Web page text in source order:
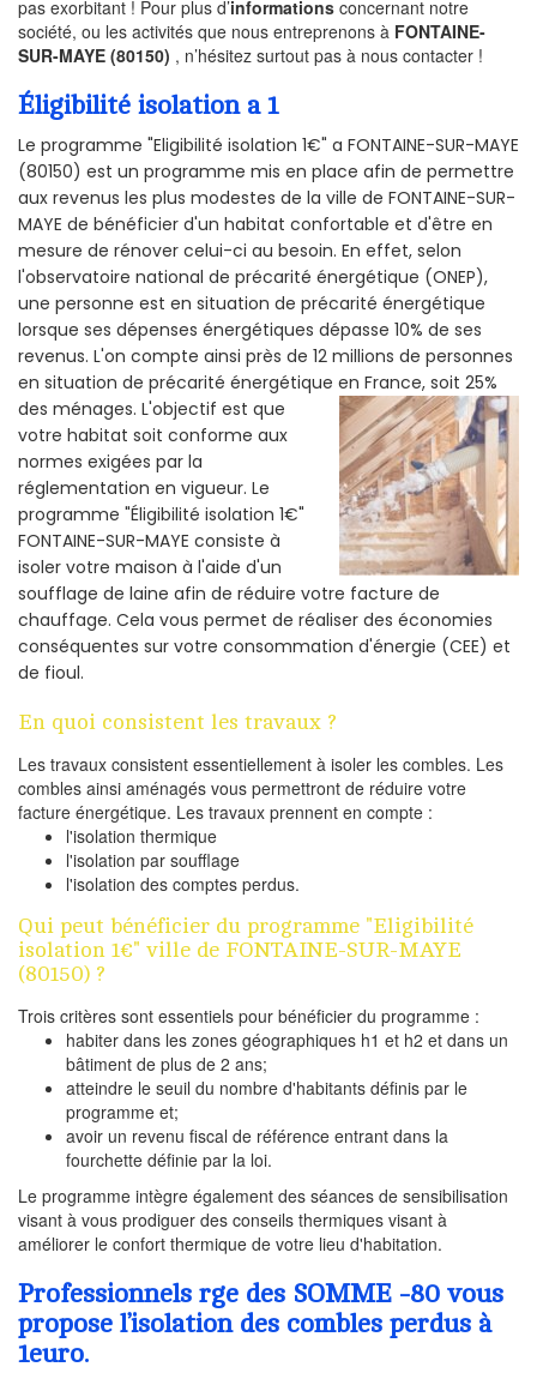
pas exorbitant ! Pour plus d’informations concernant notre
société, ou les activités que nous entreprenons à FONTAINE-
SUR-MAYE (80150) , n’hésitez surtout pas à nous contacter !
Éligibilité isolation a 1
Le programme "Eligibilité isolation 1€" a FONTAINE-SUR-MAYE
(80150) est un programme mis en place afin de permettre
aux revenus les plus modestes de la ville de FONTAINE-SUR-
MAYE de bénéficier d'un habitat confortable et d'être en
mesure de rénover celui-ci au besoin. En effet, selon
l'observatoire national de précarité énergétique (ONEP),
une personne est en situation de précarité énergétique
lorsque ses dépenses énergétiques dépasse 10% de ses
revenus. L'on compte ainsi près de 12 millions de personnes
en situation de précarité énergétique en France, soit 25%
des ménages. L'objectif est que
votre habitat soit conforme aux
normes exigées par la
réglementation en vigueur. Le
programme "Éligibilité isolation 1€"
FONTAINE-SUR-MAYE consiste à
isoler votre maison à l'aide d'un
soufflage de laine afin de réduire votre facture de
chauffage. Cela vous permet de réaliser des économies
conséquentes sur votre consommation d'énergie (CEE) et
de fioul.
En quoi consistent les travaux ?
Les travaux consistent essentiellement à isoler les combles. Les
combles ainsi aménagés vous permettront de réduire votre
facture énergétique. Les travaux prennent en compte :
l'isolation thermique
l'isolation par soufflage
l'isolation des comptes perdus.
Qui peut bénéficier du programme "Eligibilité
isolation 1€" ville de FONTAINE-SUR-MAYE
(80150) ?
Trois critères sont essentiels pour bénéficier du programme :
habiter dans les zones géographiques h1 et h2 et dans un
bâtiment de plus de 2 ans;
atteindre le seuil du nombre d'habitants définis par le
programme et;
avoir un revenu fiscal de référence entrant dans la
fourchette définie par la loi.
Le programme intègre également des séances de sensibilisation
visant à vous prodiguer des conseils thermiques visant à
améliorer le confort thermique de votre lieu d'habitation.
Professionnels rge des SOMME -80 vous
propose l’isolation des combles perdus à
1euro.